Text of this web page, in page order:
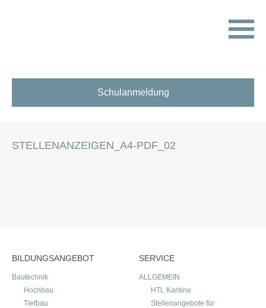
Schulanmeldung
STELLENANZEIGEN_A4-PDF_02
BILDUNGSANGEBOT
Bautechnik
Hochbau
Tiefbau
SERVICE
ALLGEMEIN
HTL Kantine
Stellenangebote für